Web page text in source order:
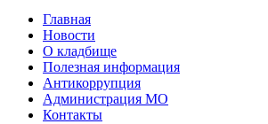
Главная
Новости
О кладбище
Полезная информация
Антикоррупция
Администрация МО
Контакты